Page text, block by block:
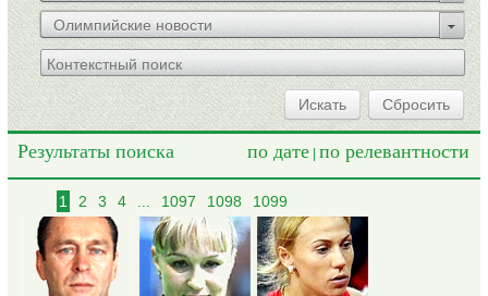
Олимпийские новости
Искать Сбросить
Результаты поиска по дате по релевантности
1 2 3 4 ... 1097 1098 1099